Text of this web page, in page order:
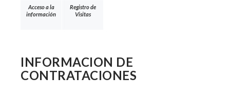
Acceso a la
información
Registro de
Visitas
INFORMACION DE
CONTRATACIONES